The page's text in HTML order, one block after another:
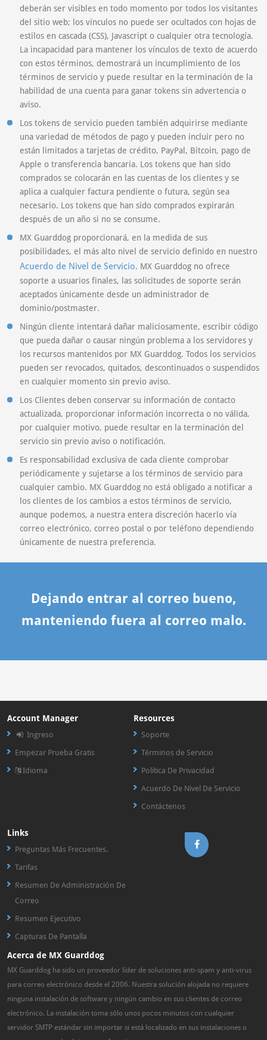
deberán ser visibles en todo momento por todos los visitantes
del sitio web; los vínculos no puede ser ocultados con hojas de
estilos en cascada (CSS), Javascript o cualquier otra tecnología.
La incapacidad para mantener los vínculos de texto de acuerdo
con estos términos, demostrará un incumplimiento de los
términos de servicio y puede resultar en la terminación de la
habilidad de una cuenta para ganar tokens sin advertencia o
aviso.
Los tokens de servicio pueden también adquirirse mediante
una variedad de métodos de pago y pueden incluir pero no
están limitados a tarjetas de crédito, PayPal, Bitcoin, pago de
Apple o transferencia bancaria. Los tokens que han sido
comprados se colocarán en las cuentas de los clientes y se
aplica a cualquier factura pendiente o futura, según sea
necesario. Los tokens que han sido comprados expirarán
después de un año si no se consume.
MX Guarddog proporcionará, en la medida de sus
posibilidades, el más alto nivel de servicio definido en nuestro
Acuerdo de Nivel de Servicio. MX Guarddog no ofrece
soporte a usuarios finales, las solicitudes de soporte serán
aceptados únicamente desde un administrador de
dominio/postmaster.
Ningún cliente intentará dañar maliciosamente, escribir código
que pueda dañar o causar ningún problema a los servidores y
los recursos mantenidos por MX Guarddog. Todos los servicios
pueden ser revocados, quitados, descontinuados o suspendidos
en cualquier momento sin previo aviso.
Los Clientes deben conservar su información de contacto
actualizada, proporcionar información incorrecta o no válida,
por cualquier motivo, puede resultar en la terminación del
servicio sin previo aviso o notificación.
Es responsabilidad exclusiva de cada cliente comprobar
periódicamente y sujetarse a los términos de servicio para
cualquier cambio. MX Guarddog no está obligado a notificar a
los clientes de los cambios a estos términos de servicio,
aunque podemos, a nuestra entera discreción hacerlo vía
correo electrónico, correo postal o por teléfono dependiendo
únicamente de nuestra preferencia.
Dejando entrar al correo bueno,
manteniendo fuera al correo malo.
Account Manager
Ingreso
Empezar Prueba Gratis
Idioma
Resources
Soporte
Términos de Servicio
Política De Privacidad
Acuerdo De Nivel De Servicio
Contáctenos
Links
Preguntas Más Frecuentes.
Tarifas
Resumen De Administración De
Correo
Resumen Ejecutivo
Capturas De Pantalla
Acerca de MX Guarddog
MX Guarddog ha sido un proveedor líder de soluciones anti-spam y anti-virus
para correo electrónico desde el 2006. Nuestra solución alojada no requiere
ninguna instalación de software y ningún cambio en sus clientes de correo
electrónico. La instalación toma sólo unos pocos minutos con cualquier
servidor SMTP estándar sin importar si está localizado en sus instalaciones o